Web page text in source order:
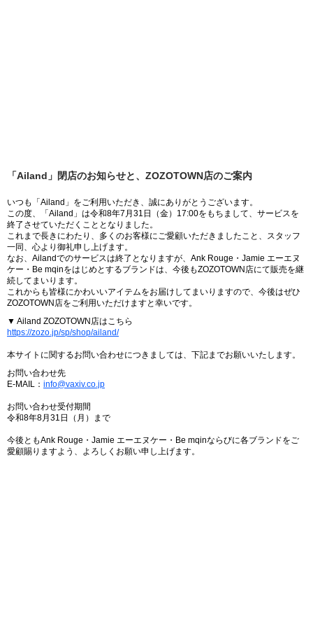
「Ailand」閉店のお知らせと、ZOZOTOWN店のご案内
いつも「Ailand」をご利用いただき、誠にありがとうございます。
この度、「Ailand」は令和8年7月31日（金）17:00をもちまして、サービスを
終了させていただくこととなりました。
これまで長きにわたり、多くのお客様にご愛顧いただきましたこと、スタッフ
一同、心より御礼申し上げます。
なお、Ailandでのサービスは終了となりますが、Ank Rouge・Jamie エーエヌ
ケー・Be mqinをはじめとするブランドは、今後もZOZOTOWN店にて販売を継
続してまいります。
これからも皆様にかわいいアイテムをお届けしてまいりますので、今後はぜひ
ZOZOTOWN店をご利用いただけますと幸いです。
▼ Ailand ZOZOTOWN店はこちら
https://zozo.jp/sp/shop/ailand/
本サイトに関するお問い合わせにつきましては、下記までお願いいたします。
お問い合わせ先
E-MAIL： info@vaxiv.co.jp
お問い合わせ受付期間
令和8年8月31日（月）まで
今後ともAnk Rouge・Jamie エーエヌケー・Be mqinならびに各ブランドをご
愛顧賜りますよう、よろしくお願い申し上げます。